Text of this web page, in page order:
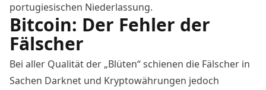
portugiesischen Niederlassung.
Bitcoin: Der Fehler der
Fälscher
Bei aller Qualität der „Blüten“ schienen die Fälscher in
Sachen Darknet und Kryptowährungen jedoch